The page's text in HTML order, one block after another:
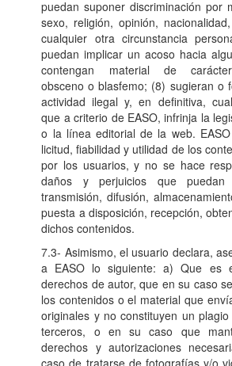
puedan suponer discriminación por
sexo, religión, opinión,
cualquier otra circunstancia
puedan implicar un acoso hacia
contengan material de
obsceno o blasfemo; (8) sugieran o
actividad ilegal y, en definitiva,
que a criterio de EASO, infrinja la
o la línea editorial de la web.
licitud, fiabilidad y utilidad de los
por los usuarios, y no se hace
daños y perjuicios que
transmisión, difusión,
puesta a disposición, recepción,
dichos contenidos.
7.3- Asimismo, el usuario declara,
a EASO lo siguiente: a) Que es
derechos de autor, que en su caso
los contenidos o el material que
originales y no constituyen un
terceros, o en su caso que
derechos y autorizaciones
caso de tratarse de fotografías y/o